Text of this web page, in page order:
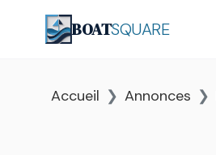
BOATSQUARE
Accueil Annonces